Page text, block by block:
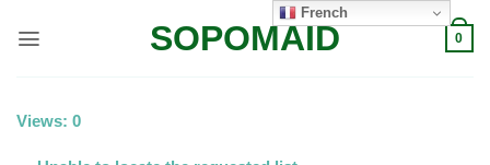
SOPOMAID 0
Views: 0
French